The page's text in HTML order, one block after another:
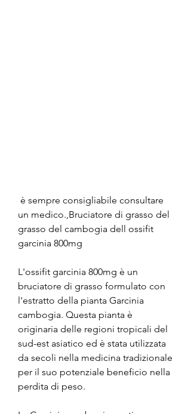
un medico.,Bruciatore di grasso del
grasso del cambogia dell ossifit
garcinia 800mg
L'ossifit garcinia 800mg è un
bruciatore di grasso formulato con
l'estratto della pianta Garcinia
cambogia. Questa pianta è
originaria delle regioni tropicali del
sud-est asiatico ed è stata utilizzata
da secoli nella medicina tradizionale
per il suo potenziale beneficio nella
perdita di peso.